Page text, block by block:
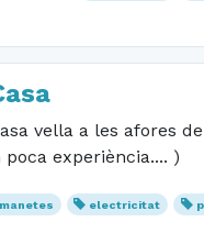
vella a les afores
experiència.... )
manetes electricitat